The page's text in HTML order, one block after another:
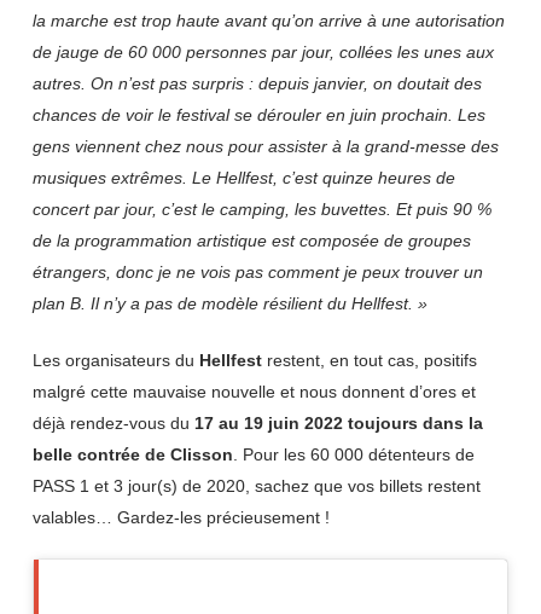
la marche est trop haute avant qu’on arrive à une autorisation
de jauge de 60 000 personnes par jour, collées les unes aux
autres. On n’est pas surpris : depuis janvier, on doutait des
chances de voir le festival se dérouler en juin prochain. Les
gens viennent chez nous pour assister à la grand-messe des
musiques extrêmes. Le Hellfest, c’est quinze heures de
concert par jour, c’est le camping, les buvettes. Et puis 90 %
de la programmation artistique est composée de groupes
étrangers, donc je ne vois pas comment je peux trouver un
plan B. Il n’y a pas de modèle résilient du Hellfest. »
Les organisateurs du Hellfestrestent, en tout cas, positifs
malgré cette mauvaise nouvelle et nous donnent d’ores et
déjà rendez-vous du 17 au 19 juin 2022 toujours dans la
belle contrée de Clisson . Pour les 60 000 détenteurs de
PASS 1 et 3 jour(s) de 2020, sachez que vos billets restent
valables… Gardez-les précieusement !